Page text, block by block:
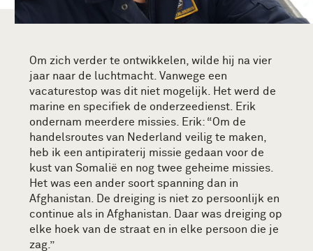
Om zich verder te ontwikkelen, wilde hij na vier
jaar naar de luchtmacht. Vanwege een
vacaturestop was dit niet mogelijk. Het werd de
marine en specifiek de onderzeedienst. Erik
ondernam meerdere missies. Erik: “Om de
handelsroutes van Nederland veilig te maken,
heb ik een antipiraterij missie gedaan voor de
kust van Somalië en nog twee geheime missies.
Het was een ander soort spanning dan in
Afghanistan. De dreiging is niet zo persoonlijk en
continue als in Afghanistan. Daar was dreiging op
elke hoek van de straat en in elke persoon die je
zag.”